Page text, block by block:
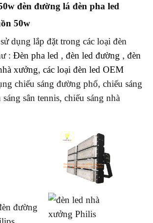
đèn đường lá đèn pha led
50w
sử dụng lắp đặt trong các loại đèn
: Đèn pha led , đèn led đường , đèn
xưởng, các loại đèn led OEM
chiếu sáng đường phố, chiếu sáng
sân tennis, chiếu sáng nhà